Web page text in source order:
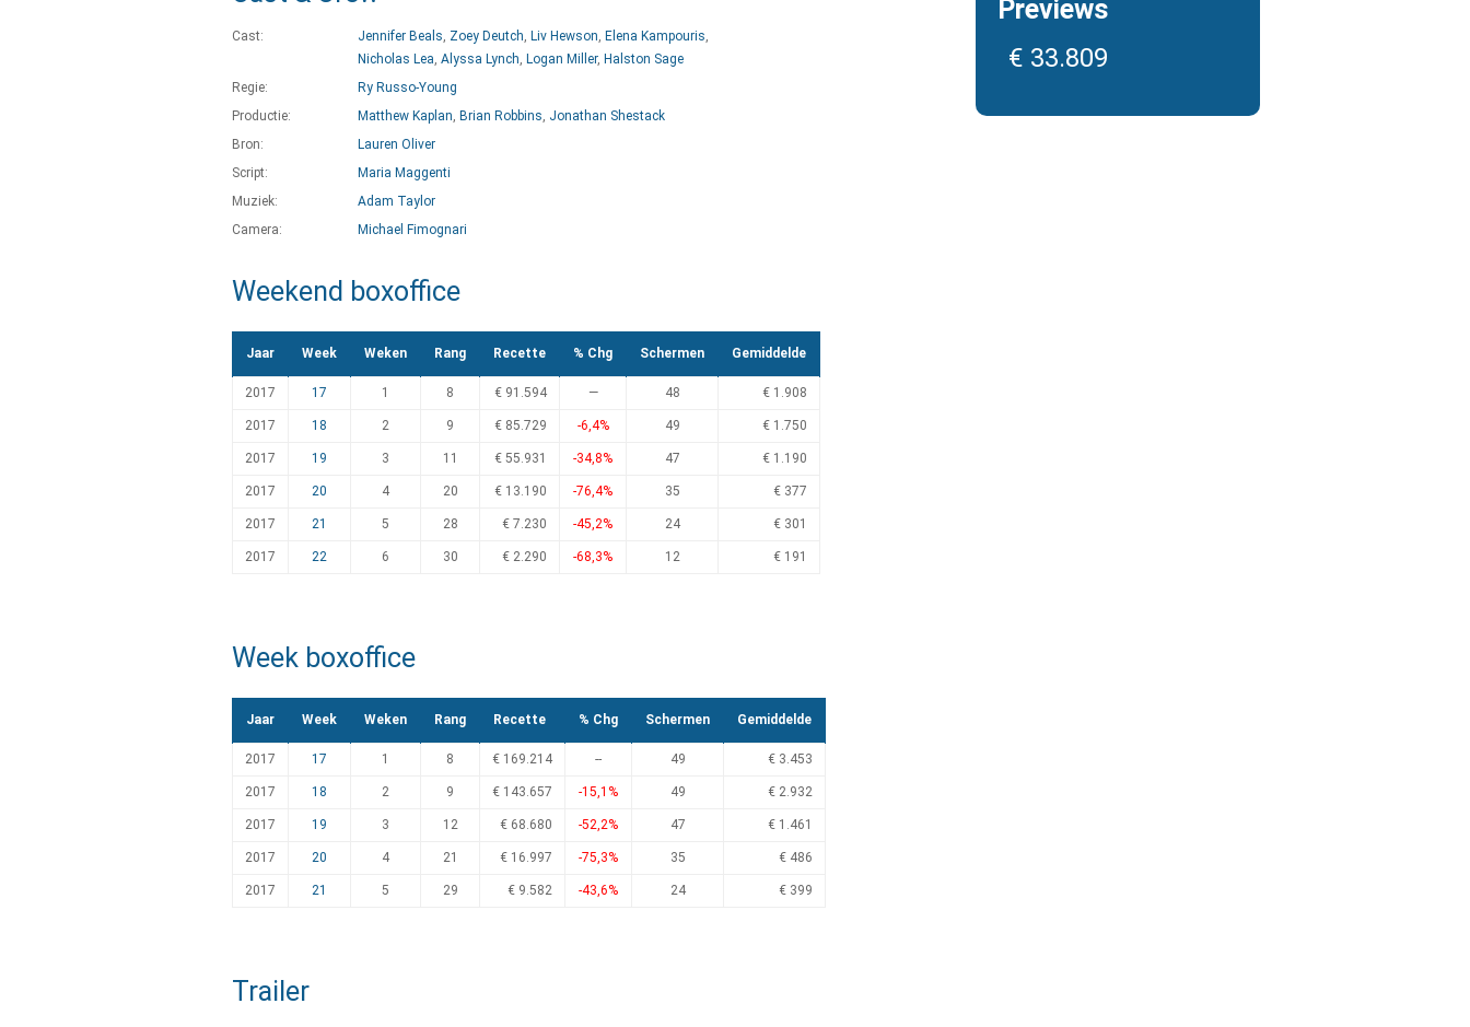
Cast: Jennifer Beals, Zoey Deutch, Liv Hewson, Elena Kampouris,
Nicholas Lea, Alyssa Lynch, Logan Miller, Halston Sage
Regie:
Ry Russo-Young
Productie:
Matthew Kaplan, Brian Robbins, Jonathan Shestack
Bron:
Lauren Oliver
Script:
Maria Maggenti
Muziek:
Adam Taylor
Camera:
Michael Fimognari
Weekend boxoffice
Jaar Week Weken Rang Recette % Chg Schermen Gemiddelde
2017 17 1 8 € 91.594 — 48 € 1.908
2017 18 2 9 € 85.729 -6,4% 49 € 1.750
2017 19 3 11 € 55.931 -34,8% 47 € 1.190
2017 20 4 20 € 13.190 -76,4% 35 € 377
2017 21 5 28 € 7.230 -45,2% 24 € 301
2017 22 6 30 € 2.290 -68,3% 12 € 191
Week boxoffice
Jaar Week Weken Rang Recette % Chg Schermen Gemiddelde
2017 17 1 8 € 169.214 -- 49 € 3.453
2017 18 2 9 € 143.657 -15,1% 49 € 2.932
2017 19 3 12 € 68.680 -52,2% 47 € 1.461
2017 20 4 21 € 16.997 -75,3% 35 € 486
2017 21 5 29 € 9.582 -43,6% 24 € 399
Trailer
Previews
€ 33.809